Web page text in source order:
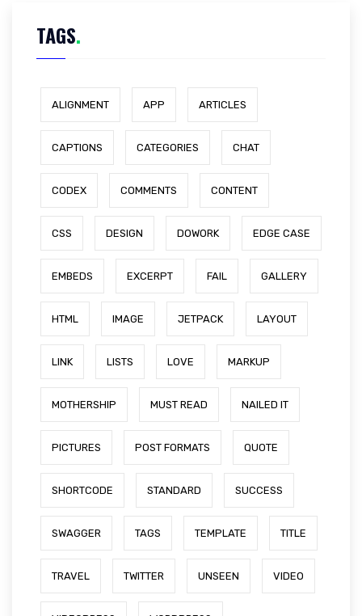
TAGS.
ALIGNMENT APP ARTICLES
CAPTIONS CATEGORIES CHAT
CODEX COMMENTS CONTENT
CSS DESIGN DOWORK EDGE CASE
EMBEDS EXCERPT FAIL GALLERY
HTML IMAGE JETPACK LAYOUT
LINK LISTS LOVE MARKUP
MOTHERSHIP MUST READ NAILED IT
PICTURES POST FORMATS QUOTE
SHORTCODE STANDARD SUCCESS
SWAGGER TAGS TEMPLATE TITLE
TRAVEL TWITTER UNSEEN VIDEO